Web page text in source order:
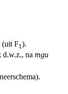
(uit F1).
; d.w.z., na mgu